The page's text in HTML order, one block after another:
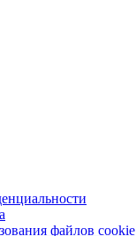
файлов cookie